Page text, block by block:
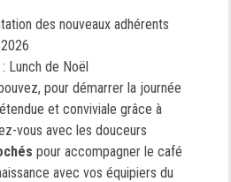
des nouveaux adhérents
Lunch de Noël
pour démarrer la journée
et conviviale grâce à
vous avec les douceurs
pour accompagner le café
avec vos équipiers du